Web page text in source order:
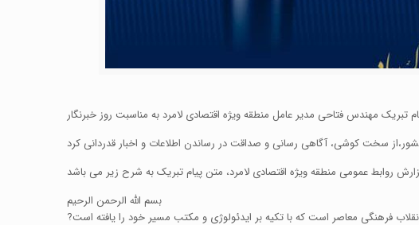
سخت کوشی، آگاهی رسانی و صداقت در رساندن اطلاعات و اخبار قدردانی کرد
بسم الله الرحمن الرحیم